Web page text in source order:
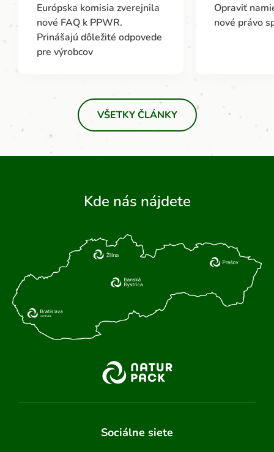
Európska komisia zverejnila
nové FAQ k PPWR.
Prinášajú dôležité odpovede
pre výrobcov
Opraviť
nové právo
VŠETKY ČLÁNKY
Kde nás nájdete
Sociálne siete